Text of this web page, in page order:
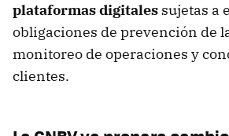
plataformas digitales sujetas a
obligaciones de prevención de
monitoreo de operaciones y
clientes.